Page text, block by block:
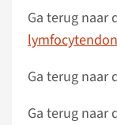
Ga terug naar
Ga terug naar
Ga terug naar